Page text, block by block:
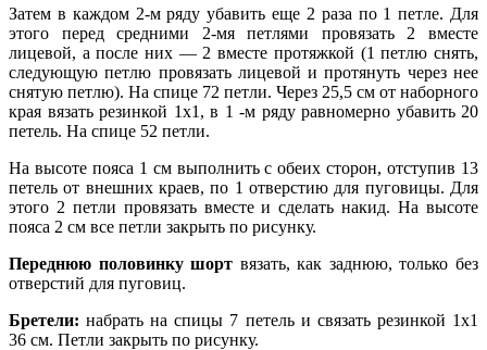
Затем в каждом 2-м ряду убавить еще 2 раза по 1 петле. Для
этого перед средними 2-мя петлями провязать 2 вместе
лицевой, а после них — 2 вместе протяжкой (1 петлю снять,
следующую петлю провязать лицевой и протянуть через нее
снятую петлю). На спице 72 петли. Через 25,5 см от наборного
края вязать резинкой 1х1, в 1 -м ряду равномерно убавить 20
петель. На спице 52 петли.
На высоте пояса 1 см выполнить с обеих сторон, отступив 13
петель от внешних краев, по 1 отверстию для пуговицы. Для
этого 2 петли провязать вместе и сделать накид. На высоте
пояса 2 см все петли закрыть по рисунку.
Переднюю половинку шорт вязать, как заднюю, только без
отверстий для пуговиц.
Бретели: набрать на спицы 7 петель и связать резинкой 1х1
36 см. Петли закрыть по рисунку.